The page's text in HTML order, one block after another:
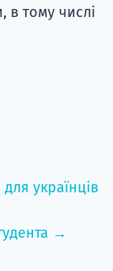
тому числі
українців
→